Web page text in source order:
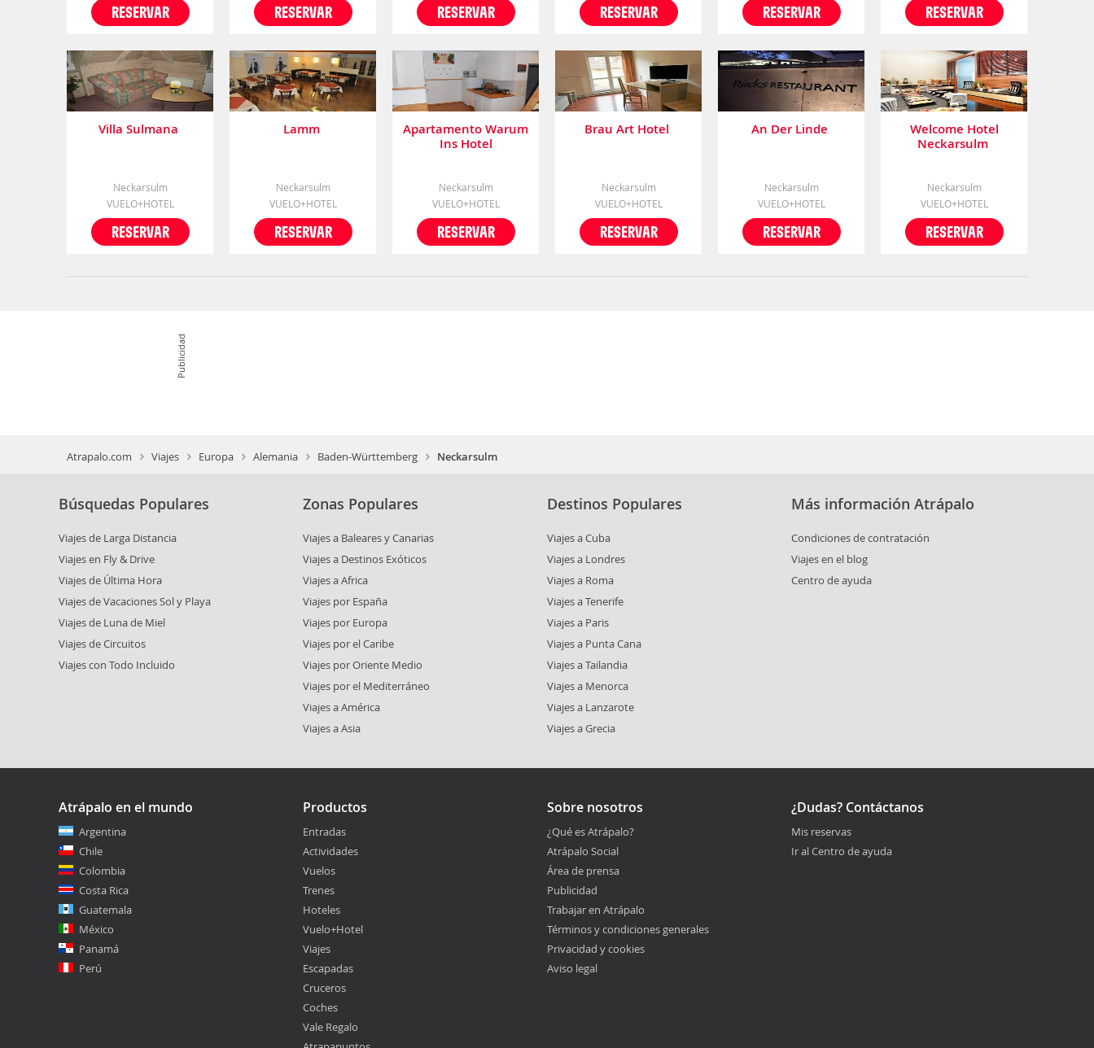
RESERVAR RESERVAR RESERVAR RESERVAR RESERVAR RESERVAR
Villa Sulmana
Neckarsulm
VUELO+HOTEL
RESERVAR
Lamm
Neckarsulm
VUELO+HOTEL
RESERVAR
Apartamento Warum
Ins Hotel
Neckarsulm
VUELO+HOTEL
RESERVAR
Brau Art Hotel
Neckarsulm
VUELO+HOTEL
RESERVAR
An Der Linde
Neckarsulm
VUELO+HOTEL
RESERVAR
Welcome Hotel
Neckarsulm
Neckarsulm
VUELO+HOTEL
RESERVAR
Publicidad
Atrapalo.com Viajes Europa Alemania Baden-Württemberg Neckarsulm
Búsquedas Populares
Viajes de Larga Distancia
Viajes en Fly & Drive
Viajes de Última Hora
Viajes de Vacaciones Sol y Playa
Viajes de Luna de Miel
Viajes de Circuitos
Viajes con Todo Incluido
Zonas Populares
Viajes a Baleares y Canarias
Viajes a Destinos Exóticos
Viajes a Africa
Viajes por España
Viajes por Europa
Viajes por el Caribe
Viajes por Oriente Medio
Viajes por el Mediterráneo
Viajes a América
Viajes a Asia
Destinos Populares
Viajes a Cuba
Viajes a Londres
Viajes a Roma
Viajes a Tenerife
Viajes a Paris
Viajes a Punta Cana
Viajes a Tailandia
Viajes a Menorca
Viajes a Lanzarote
Viajes a Grecia
Más información Atrápalo
Condiciones de contratación
Viajes en el blog
Centro de ayuda
Atrápalo en el mundo
Argentina
Chile
Colombia
Costa Rica
Guatemala
México
Panamá
Perú
Productos
Entradas
Actividades
Vuelos
Trenes
Hoteles
Vuelo+Hotel
Viajes
Escapadas
Cruceros
Coches
Vale Regalo
Sobre nosotros
¿Qué es Atrápalo?
Atrápalo Social
Área de prensa
Publicidad
Trabajar en Atrápalo
Términos y condiciones generales
Privacidad y cookies
Aviso legal
¿Dudas? Contáctanos
Mis reservas
Ir al Centro de ayuda